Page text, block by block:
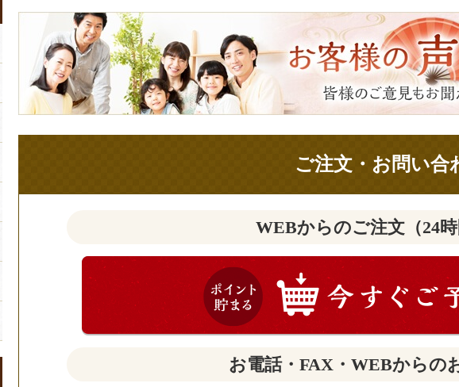
ご
意
見
も
か
ご注文・お問い合
WEBからのご注文（24
お電話・FAX・WEBからの